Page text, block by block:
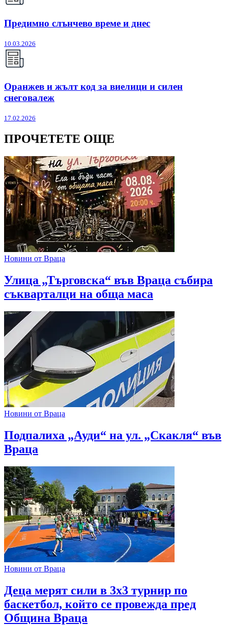
Предимно слънчево време и днес
10.03.2026
Оранжев и жълт код за виелици и силен
снеговалеж
17.02.2026
ПРОЧЕТЕТЕ ОЩЕ
Новини от Враца
Улица „Търговска“ във Враца събира
съкварталци на обща маса
Новини от Враца
Подпалиха „Ауди“ на ул. „Скакля“ във
Враца
Новини от Враца
Деца мерят сили в 3х3 турнир по
баскетбол, който се провежда пред
Община Враца